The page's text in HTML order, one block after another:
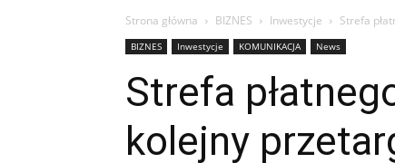
Strona główna BIZNES Inwestycje Strefa
BIZNES Inwestycje KOMUNIKACJA News
Strefa
kolejny